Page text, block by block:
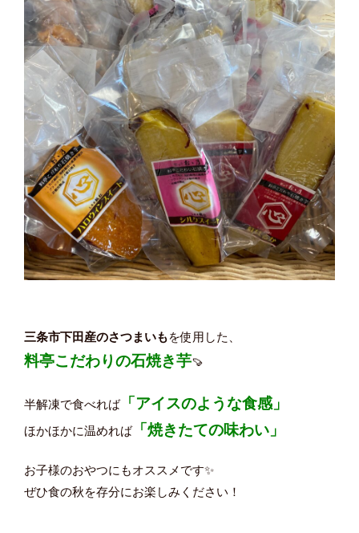
三条市下田産のさつまいもを使用した、
料亭こだわりの石焼き芋🍠
半解凍で食べれば「アイスのような食感」
ほかほかに温めれば「焼きたての味わい」
お子様のおやつにもオススメです✨
ぜひ食の秋を存分にお楽しみください！